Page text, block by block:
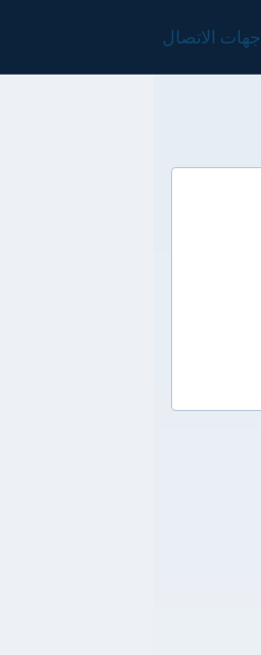
جهات الاتصال